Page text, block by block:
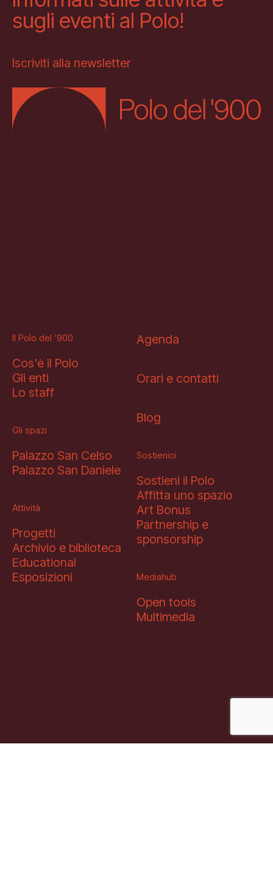
sugli eventi al Polo!
Iscriviti alla newsletter
Il Polo del ‘900
Cos'è il Polo
Gli enti
Lo staff
Gli spazi
Palazzo San Celso
Palazzo San Daniele
Attività
Progetti
Archivio e biblioteca
Educational
Esposizioni
Agenda
Orari e contatti
Blog
Sostienici
Sostieni il Polo
Affitta uno spazio
Art Bonus
Partnership e
sponsorship
Mediahub
Open tools
Multimedia